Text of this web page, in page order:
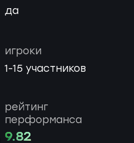
да
игроки
1-15 участников
рейтинг
перформанса
9.82